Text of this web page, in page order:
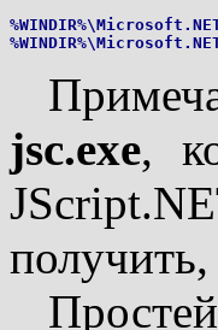
jsc.exe,